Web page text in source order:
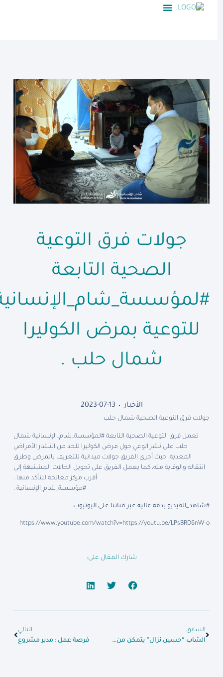
جولات فرق التوعية
الصحية التابعة
#لمؤسسة_شام_الإنسانية
للتوعية بمرض الكوليرا
شمال حلب .
الأخبار 2023-07-13
جولات فرق التوعية الصحية شمال حلب
تعمل فرق التوعية الصحية التابعة #لمؤسسة_شام_الإنسانية شمال
حلب على نشر الوعي حول مرض الكوليرا للحد من انتشار الأمراض
المعدية، حيث أجرى الفريق جولات ميدانية للتعريف بالمرض وطرق
انتقاله والوقاية منه، كما يعمل الفريق على تحويل الحالات المشتبهة إلى
أقرب مركز معالجة للتأكد منها .
#مؤسسة_شام_الإنسانية .
#شاهد_الفيديو بدقة عالية عبر قناتنا على اليوتيوب
https://www.youtube.com/watch?v=https://youtu.be/LPsBRD6nW-o
شارك المقال على:
السابق
الشاب “حسين نزال” يتمكن من المشي بعد إصابته بشلل في الطرفين السفليين .
التالي
فرصة عمل : مدير مشروع